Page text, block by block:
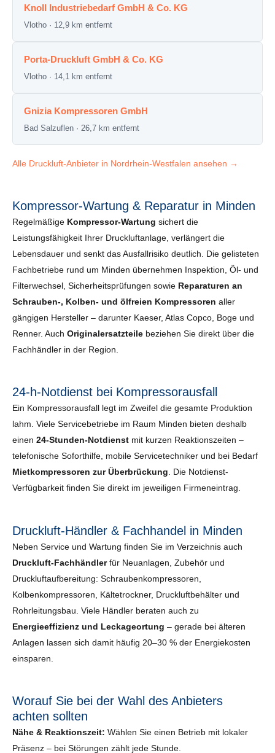
Knoll Industriebedarf GmbH & Co. KG
Vlotho · 12,9 km entfernt
Porta-Druckluft GmbH & Co. KG
Vlotho · 14,1 km entfernt
Gnizia Kompressoren GmbH
Bad Salzuflen · 26,7 km entfernt
Alle Druckluft-Anbieter in Nordrhein-Westfalen ansehen →
Kompressor-Wartung & Reparatur in Minden
Regelmäßige Kompressor-Wartung sichert die
Leistungsfähigkeit Ihrer Druckluftanlage, verlängert die
Lebensdauer und senkt das Ausfallrisiko deutlich. Die gelisteten
Fachbetriebe rund um Minden übernehmen Inspektion, Öl- und
Filterwechsel, Sicherheits­prüfungen sowie Reparaturen an
Schrauben-, Kolben- und ölfreien Kompressoren aller
gängigen Hersteller – darunter Kaeser, Atlas Copco, Boge und
Renner. Auch Originalersatzteile beziehen Sie direkt über die
Fachhändler in der Region.
24-h-Notdienst bei Kompressorausfall
Ein Kompressorausfall legt im Zweifel die gesamte Produktion
lahm. Viele Servicebetriebe im Raum Minden bieten deshalb
einen 24-Stunden-Notdienst mit kurzen Reaktionszeiten –
telefonische Soforthilfe, mobile Servicetechniker und bei Bedarf
Mietkompressoren zur Überbrückung. Die Notdienst-
Verfügbarkeit finden Sie direkt im jeweiligen Firmeneintrag.
Druckluft-Händler & Fachhandel in Minden
Neben Service und Wartung finden Sie im Verzeichnis auch
Druckluft-Fachhändlerfür Neuanlagen, Zubehör und
Druckluftaufbereitung: Schraubenkompressoren,
Kolbenkompressoren, Kältetrockner, Druckluftbehälter und
Rohrleitungsbau. Viele Händler beraten auch zu
Energieeffizienz und Leckageortung – gerade bei älteren
Anlagen lassen sich damit häufig 20–30 % der Energiekosten
einsparen.
Worauf Sie bei der Wahl des Anbieters
achten sollten
Nähe & Reaktionszeit: Wählen Sie einen Betrieb mit lokaler
Präsenz – bei Störungen zählt jede Stunde.